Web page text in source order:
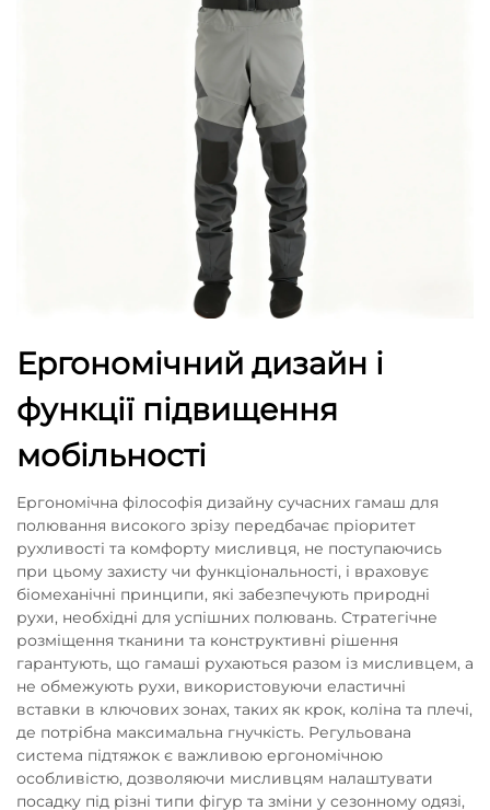
Ергономічний дизайн і
функції підвищення
мобільності
Ергономічна філософія дизайну сучасних гамаш для
полювання високого зрізу передбачає пріоритет
рухливості та комфорту мисливця, не поступаючись
при цьому захисту чи функціональності, і враховує
біомеханічні принципи, які забезпечують природні
рухи, необхідні для успішних полювань. Стратегічне
розміщення тканини та конструктивні рішення
гарантують, що гамаші рухаються разом із мисливцем, а
не обмежують рухи, використовуючи еластичні
вставки в ключових зонах, таких як крок, коліна та плечі,
де потрібна максимальна гнучкість. Регульована
система підтяжок є важливою ергономічною
особливістю, дозволяючи мисливцям налаштувати
посадку під різні типи фігур та зміни у сезонному одязі,